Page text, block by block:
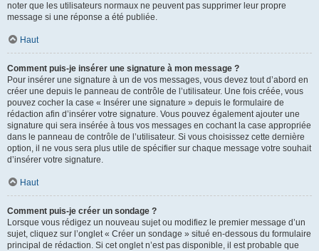
noter que les utilisateurs normaux ne peuvent pas supprimer leur propre
message si une réponse a été publiée.
Haut
Comment puis-je insérer une signature à mon message ?
Pour insérer une signature à un de vos messages, vous devez tout d’abord en
créer une depuis le panneau de contrôle de l’utilisateur. Une fois créée, vous
pouvez cocher la case « Insérer une signature » depuis le formulaire de
rédaction afin d’insérer votre signature. Vous pouvez également ajouter une
signature qui sera insérée à tous vos messages en cochant la case appropriée
dans le panneau de contrôle de l’utilisateur. Si vous choisissez cette dernière
option, il ne vous sera plus utile de spécifier sur chaque message votre souhait
d’insérer votre signature.
Haut
Comment puis-je créer un sondage ?
Lorsque vous rédigez un nouveau sujet ou modifiez le premier message d’un
sujet, cliquez sur l’onglet « Créer un sondage » situé en-dessous du formulaire
principal de rédaction. Si cet onglet n’est pas disponible, il est probable que